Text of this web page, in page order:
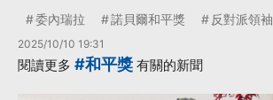
委內瑞拉 諾貝爾和平獎 反對派領袖
2025/10/10 19:31
閱讀更多 #和平獎 有關的新聞